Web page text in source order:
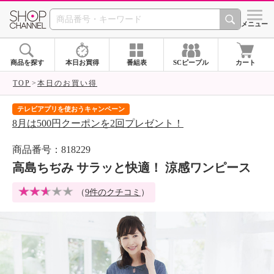
SHOP CHANNEL シメニュー
商品を探す 本日お買得 番組表 SCピープル カート
TOP 本日のお買い得
テレビアプリを使おうキャンペーン
8月は500円クーポンを2回プレゼント！
商品番号：818229
高島ちぢみ サラッと快適！ 涼感ワンピース
（9件のクチコミ ）